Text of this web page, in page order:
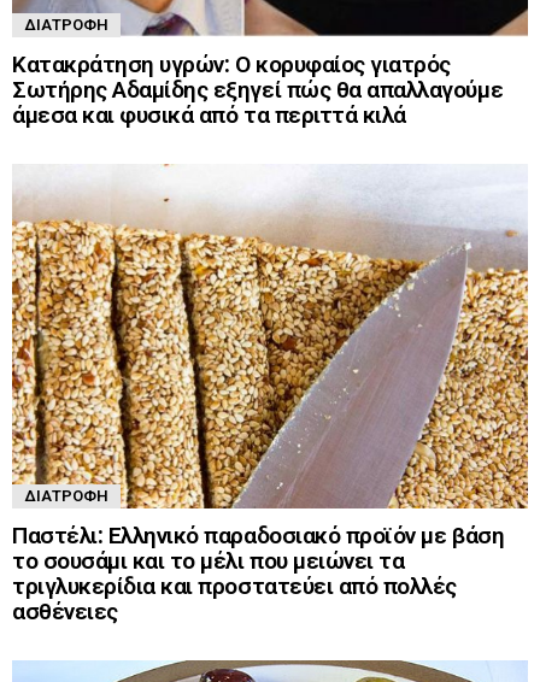
ΔΙΑΤΡΟΦΉ
Κατακράτηση υγρών: Ο κορυφαίος γιατρός
Σωτήρης Αδαμίδης εξηγεί πώς θα απαλλαγούμε
άμεσα και φυσικά από τα περιττά κιλά
ΔΙΑΤΡΟΦΉ
Παστέλι: Ελληνικό παραδοσιακό προϊόν με βάση
το σουσάμι και το μέλι που μειώνει τα
τριγλυκερίδια και προστατεύει από πολλές
ασθένειες